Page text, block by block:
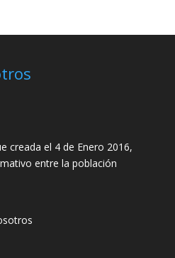
creada el 4 de Enero 2016,
entre la población